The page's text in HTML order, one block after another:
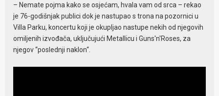
– Nemate pojma kako se osjećam, hvala vam od srca – rekao
je 76-godišnjak publici dok je nastupao s trona na pozornici u
Villa Parku, koncertu koji je okupljao nastupe nekih od njegovih
omiljenih izvođača, uključujući Metallicu i Guns'n'Roses, za
njegov “poslednji naklon“.